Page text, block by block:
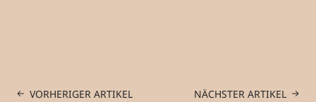
VORHERIGER ARTIKEL NÄCHSTER ARTIKEL